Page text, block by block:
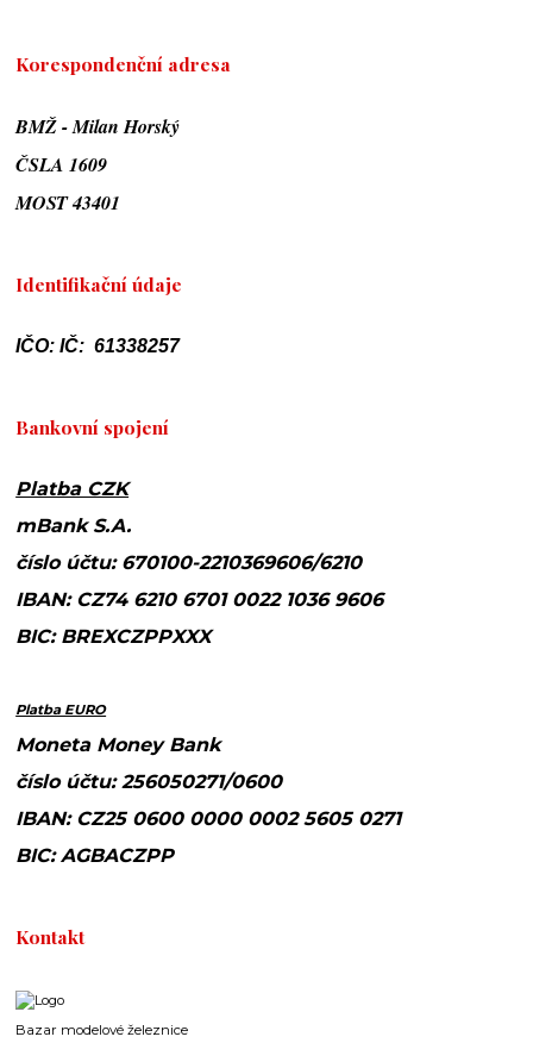
Korespondenční adresa
BMŽ - Milan Horský
ČSLA 1609
MOST 43401
Identifikační údaje
IČO: IČ: 61338257
Bankovní spojení
Platba CZK
mBank S.A.
číslo účtu: 670100-2210369606/6210
IBAN: CZ74 6210 6701 0022 1036 9606
BIC: BREXCZPPXXX
Platba EURO
Moneta Money Bank
číslo účtu: 256050271/0600
IBAN: CZ25 0600 0000 0002 5605 0271
BIC: AGBACZPP
Kontakt
Bazar modelové železnice